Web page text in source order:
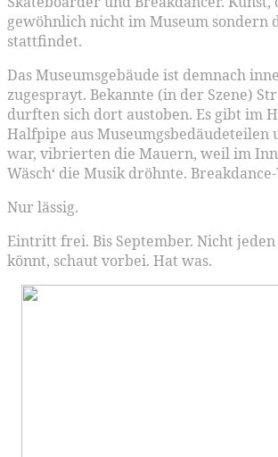
gewöhnlich nicht im Museum sondern
stattfindet.
Das Museumsgebäude ist demnach
zugesprayt. Bekannte (in der Szene)
durften sich dort austoben. Es gibt im
Halfpipe aus Museumgsbedäudeteilen
war, vibrierten die Mauern, weil im
Wäsch‘ die Musik dröhnte.
Nur lässig.
Eintritt frei. Bis September. Nicht
könnt, schaut vorbei. Hat was.